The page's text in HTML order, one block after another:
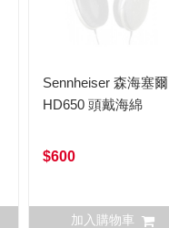
Sennheiser 森海塞爾
HD650 頭戴海綿
$600
加入購物車